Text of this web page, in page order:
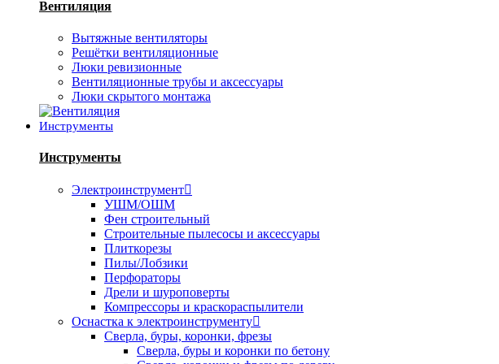
Вентиляция
Вытяжные вентиляторы
Решётки вентиляционные
Люки ревизионные
Вентиляционные трубы и аксессуары
Люки скрытого монтажа
Инструменты
Инструменты
Электроинструмент
УШМ/ОШМ
Фен строительный
Строительные пылесосы и аксессуары
Плиткорезы
Пилы/Лобзики
Перфораторы
Дрели и шуроповерты
Компрессоры и краскораспылители
Оснастка к электроинструменту
Сверла, буры, коронки, фрезы
Сверла, буры и коронки по бетону